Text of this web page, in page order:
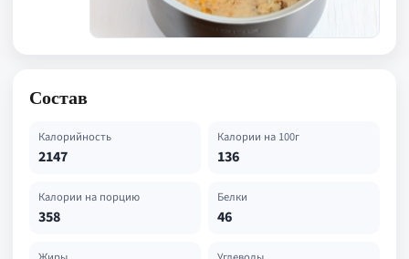
Состав
Калорийность
2147
Калории на 100г
136
Калории на порцию
358
Белки
46